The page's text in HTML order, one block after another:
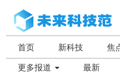
首页 新科技 焦
更多报道 最新